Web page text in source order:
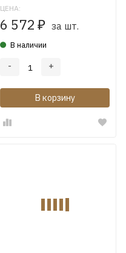
ЦЕНА:
6 572 ₽ за шт.
В наличии
- +
В корзину